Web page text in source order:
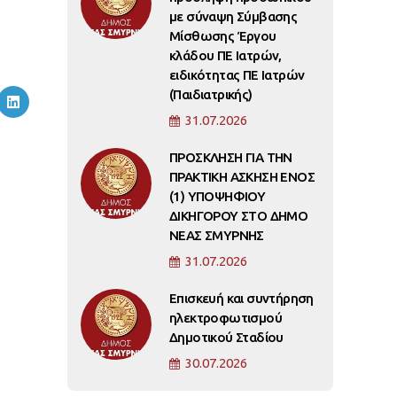
με σύναψη Σύμβασης
Μίσθωσης Έργου
κλάδου ΠΕ Ιατρών,
ειδικότητας ΠΕ Ιατρών
(Παιδιατρικής)
31.07.2026
ΠΡΟΣΚΛΗΣΗ ΓΙΑ ΤΗΝ
ΠΡΑΚΤΙΚΗ ΑΣΚΗΣΗ ΕΝΟΣ
(1) ΥΠΟΨΗΦΙΟΥ
ΔΙΚΗΓΟΡΟΥ ΣΤΟ ΔΗΜΟ
ΝΕΑΣ ΣΜΥΡΝΗΣ
31.07.2026
Επισκευή και συντήρηση
ηλεκτροφωτισμού
Δημοτικού Σταδίου
30.07.2026